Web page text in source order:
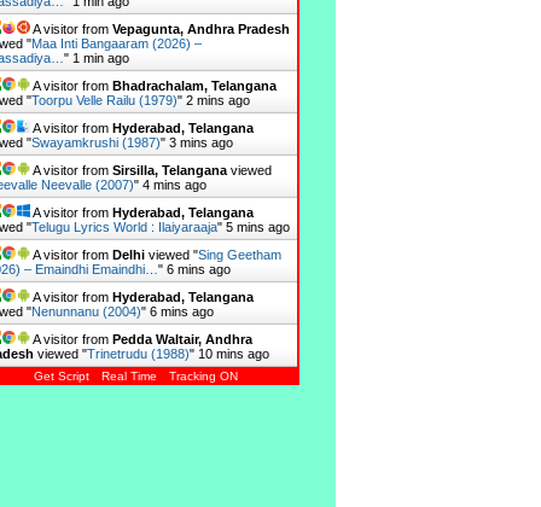
A visitor from Vepagunta, Andhra Pradesh
"Maa Inti Bangaaram (2026) –
" 1 min ago
A visitor from Bhadrachalam, Telangana
"Toorpu Velle Railu (1979)" 2 mins ago
A visitor from Hyderabad, Telangana
"Swayamkrushi (1987)" 3 mins ago
A visitor from Sirsilla, Telanganaviewed
Neevalle (2007)" 4 mins ago
A visitor from Hyderabad, Telangana
"Telugu Lyrics World : Ilaiyaraaja" 5 mins ago
A visitor from Delhiviewed "Sing Geetham
– Emaindhi Emaindhi… " 6 mins ago
A visitor from Hyderabad, Telangana
"Nenunnanu (2004)" 6 mins ago
A visitor from Pedda Waltair, Andhra
viewed "Trinetrudu (1988)" 10 mins ago
Get Script Real Time Tracking ON